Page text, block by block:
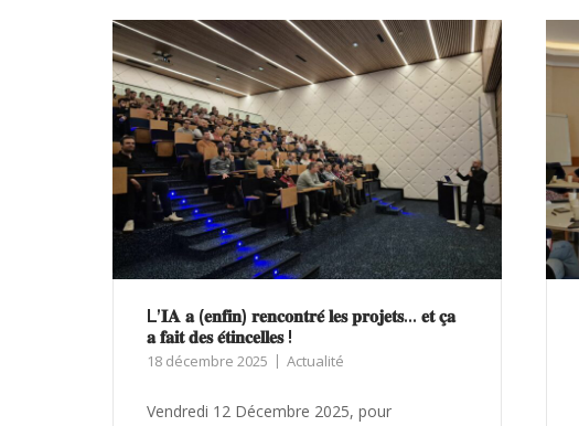
L’𝐈𝐀 𝐚 (𝐞𝐧𝐟𝐢𝐧) 𝐫𝐞𝐧𝐜𝐨𝐧𝐭𝐫𝐞́ 𝐥𝐞𝐬 𝐩𝐫𝐨𝐣𝐞𝐭𝐬… 𝐞𝐭 𝐜̧𝐚
𝐚 𝐟𝐚𝐢𝐭 𝐝𝐞𝐬 𝐞́𝐭𝐢𝐧𝐜𝐞𝐥𝐥𝐞𝐬 !
18 décembre 2025 Actualité
Vendredi 12 Décembre 2025, pour